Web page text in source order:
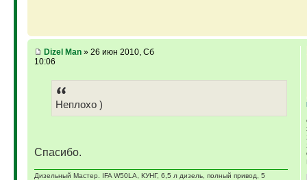
Dizel Man» 26 июн 2010, Сб
10:06
Неплохо )
Спасибо.
Дизельный Мастер. IFA W50LA, КУНГ, 6,5 л дизель, полный привод, 5